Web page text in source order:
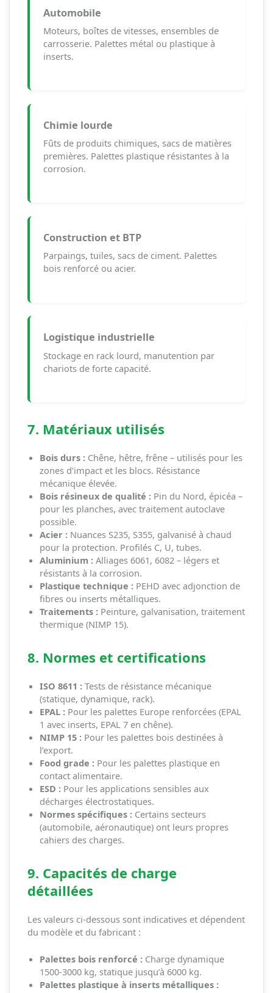
Automobile
Moteurs, boîtes de vitesses, ensembles de
carrosserie. Palettes métal ou plastique à
inserts.
Chimie lourde
Fûts de produits chimiques, sacs de matières
premières. Palettes plastique résistantes à la
corrosion.
Construction et BTP
Parpaings, tuiles, sacs de ciment. Palettes
bois renforcé ou acier.
Logistique industrielle
Stockage en rack lourd, manutention par
chariots de forte capacité.
7. Matériaux utilisés
Bois durs :Chêne, hêtre, frêne – utilisés pour les
zones d’impact et les blocs. Résistance
mécanique élevée.
Bois résineux de qualité :Pin du Nord, épicéa –
pour les planches, avec traitement autoclave
possible.
Acier :Nuances S235, S355, galvanisé à chaud
pour la protection. Profilés C, U, tubes.
Aluminium :Alliages 6061, 6082 – légers et
résistants à la corrosion.
Plastique technique :PEHD avec adjonction de
fibres ou inserts métalliques.
Traitements :Peinture, galvanisation, traitement
thermique (NIMP 15).
8. Normes et certifications
ISO 8611 :Tests de résistance mécanique
(statique, dynamique, rack).
EPAL :Pour les palettes Europe renforcées (EPAL
1 avec inserts, EPAL 7 en chêne).
NIMP 15 :Pour les palettes bois destinées à
l’export.
Food grade :Pour les palettes plastique en
contact alimentaire.
ESD :Pour les applications sensibles aux
décharges électrostatiques.
Normes spécifiques :Certains secteurs
(automobile, aéronautique) ont leurs propres
cahiers des charges.
9. Capacités de charge
détaillées
Les valeurs ci-dessous sont indicatives et dépendent
du modèle et du fabricant :
Palettes bois renforcé :Charge dynamique
1500-3000 kg, statique jusqu’à 6000 kg.
Palettes plastique à inserts métalliques :